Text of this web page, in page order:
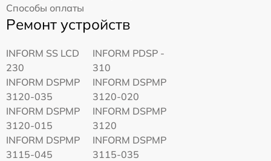
Способы оплаты
Ремонт устройств
INFORM SS LCD
230
INFORM PDSP -
310
INFORM DSPMP
3120-035
INFORM DSPMP
3120-020
INFORM DSPMP
3120-015
INFORM DSPMP
3120
INFORM DSPMP
3115-045
INFORM DSPMP
3115-035